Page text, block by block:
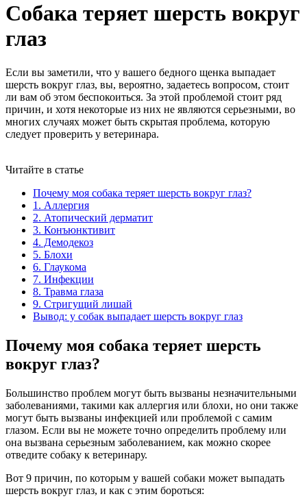
Собака теряет шерсть вокруг
глаз
Если вы заметили, что у вашего бедного щенка выпадает
шерсть вокруг глаз, вы, вероятно, задаетесь вопросом, стоит
ли вам об этом беспокоиться. За этой проблемой стоит ряд
причин, и хотя некоторые из них не являются серьезными, во
многих случаях может быть скрытая проблема, которую
следует проверить у ветеринара.
Читайте в статье
Почему моя собака теряет шерсть вокруг глаз?
1. Аллергия
2. Атопический дерматит
3. Конъюнктивит
4. Демодекоз
5. Блохи
6. Глаукома
7. Инфекции
8. Травма глаза
9. Стригущий лишай
Вывод: у собак выпадает шерсть вокруг глаз
Почему моя собака теряет шерсть
вокруг глаз?
Большинство проблем могут быть вызваны незначительными
заболеваниями, такими как аллергия или блохи, но они также
могут быть вызваны инфекцией или проблемой с самим
глазом. Если вы не можете точно определить проблему или
она вызвана серьезным заболеванием, как можно скорее
отведите собаку к ветеринару.
Вот 9 причин, по которым у вашей собаки может выпадать
шерсть вокруг глаз, и как с этим бороться: